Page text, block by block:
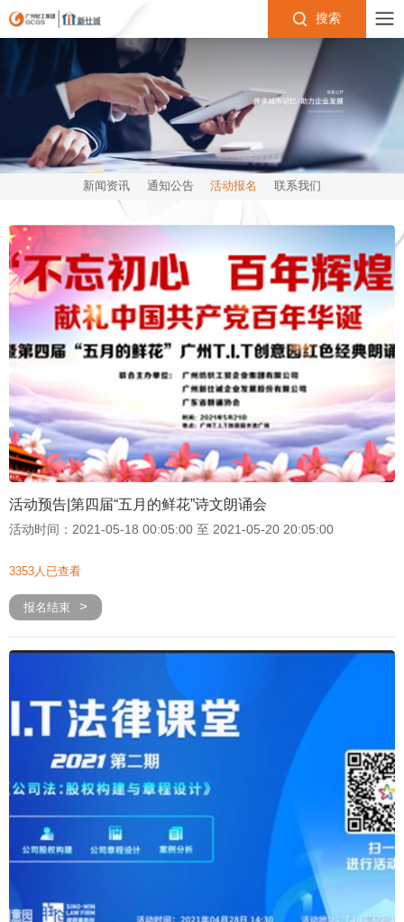
搜索
新闻资讯 通知公告 活动报名 联系我们
活动预告|第四届“五月的鲜花”诗文朗诵会
活动时间：2021-05-18 00:05:00 至 2021-05-20 20:05:00
3353人已查看
报名结束